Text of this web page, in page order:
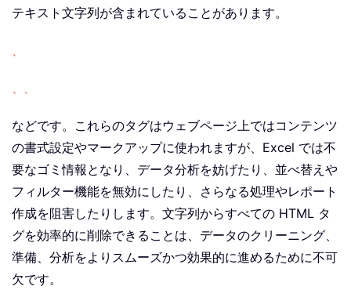
テキスト文字列が含まれていることがあります。
、
、 、
などです。これらのタグはウェブページ上ではコンテンツ
の書式設定やマークアップに使われますが、Excel では不
要なゴミ情報となり、データ分析を妨げたり、並べ替えや
フィルター機能を無効にしたり、さらなる処理やレポート
作成を阻害したりします。文字列からすべての HTML タ
グを効率的に削除できることは、データのクリーニング、
準備、分析をよりスムーズかつ効果的に進めるために不可
欠です。